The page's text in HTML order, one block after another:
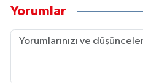
Yorumlar